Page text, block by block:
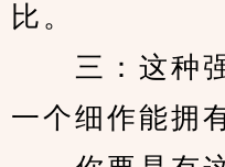
比。
三：这种强
一个细作能拥